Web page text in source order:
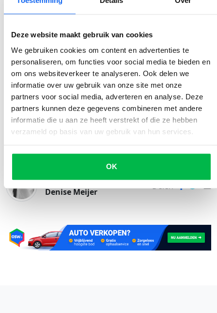
Deze website maakt gebruik van cookies
We gebruiken cookies om content en advertenties te
personaliseren, om functies voor social media te bieden en
om ons websiteverkeer te analyseren. Ook delen we
informatie over uw gebruik van onze site met onze
partners voor social media, adverteren en analyse. Deze
partners kunnen deze gegevens combineren met andere
informatie die u aan ze heeft verstrekt of die ze hebben
verzameld op basis van uw gebruik van hun services.
OK
Inhoudsopgave
Goed omgaan met bumperkleven
1. Laat je niet leiden door emoties
2. Laat de bumperklever passeren
3. Let op je snelheid en afstand
Geplaatst door
Denise Meijer
Delen